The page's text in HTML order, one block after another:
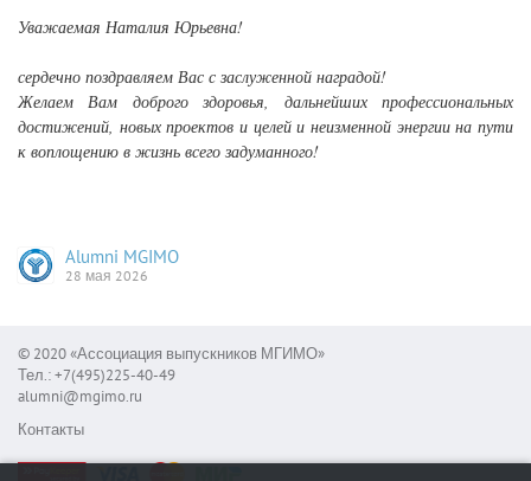
Уважаемая Наталия Юрьевна!
сердечно поздравляем Вас с заслуженной наградой!
Желаем Вам доброго здоровья, дальнейших профессиональных
достижений, новых проектов и целей и неизменной энергии на пути
к воплощению в жизнь всего задуманного!
Alumni MGIMO
28 мая 2026
© 2020 «Ассоциация выпускников МГИМО»
Тел.: +7(495)225-40-49
alumni@mgimo.ru
Контакты